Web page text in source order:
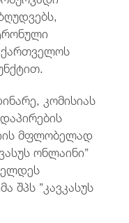
კომისიას
მფლობელად
ონლაინი”
შპს ”კავკასუს